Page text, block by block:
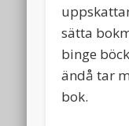
sätta
binge
ändå tar
bok.